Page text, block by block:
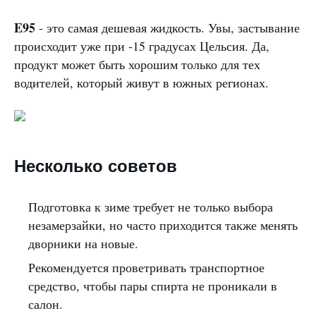
E95 - это самая дешевая жидкость. Увы, застывание
происходит уже при -15 градусах Цельсия. Да,
продукт может быть хорошим только для тех
водителей, который живут в южных регионах.
Несколько советов
Подготовка к зиме требует не только выбора
незамерзайки, но часто приходится также менять
дворники на новые.
Рекомендуется проветривать транспортное
средство, чтобы пары спирта не проникали в
салон.